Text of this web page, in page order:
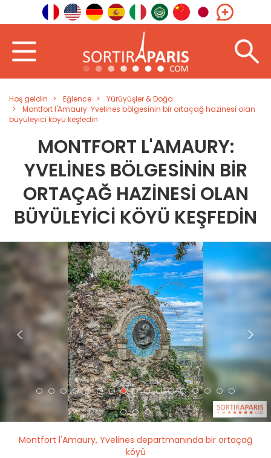
Hoş geldin Eğlence
Yürüyüşler & Doğa
Montfort l'Amaury: Yvelines bölgesinin bir ortaçağ hazinesi olan
büyüleyici köyü keşfedin
MONTFORT L'AMAURY:
YVELINES BÖLGESININ BIR
ORTAÇAĞ HAZINESI OLAN
BÜYÜLEYICI KÖYÜ KEŞFEDIN
< >
Montfort l'Amaury, Yvelines departmanında bir ortaçağ
köyü